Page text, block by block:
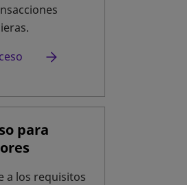
en una pestaña nueva
para
a los requisitos